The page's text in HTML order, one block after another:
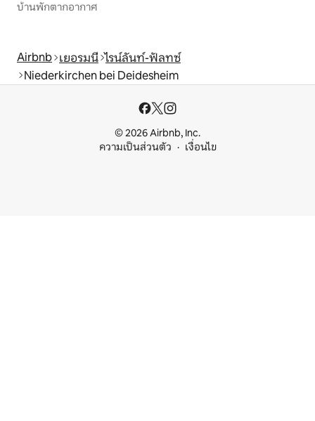
บ้านพักตากอากาศ
Airbnb เยอรมนี ไรน์ลันท์-ฟัลทซ์
Niederkirchen bei Deidesheim
© 2026 Airbnb, Inc.
ความเป็นส่วนตัว
เงื่อนไข